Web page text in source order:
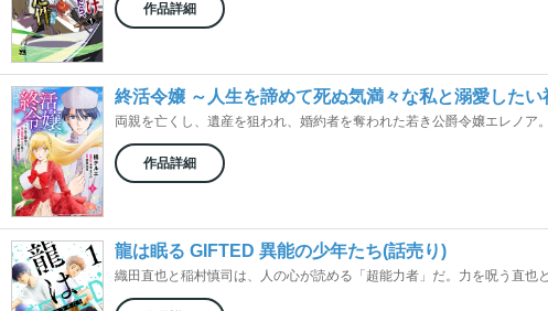
作品詳細
終活令嬢 ～人生を諦めて死ぬ気満々な私と溺愛した
両親を亡くし、遺産を狙われ、婚約者を奪われた若き公爵令嬢エレノア
作品詳細
龍は眠る GIFTED 異能の少年たち(話売り)
織田直也と稲村慎司は、人の心が読める「超能力者」だ。力を呪う直也